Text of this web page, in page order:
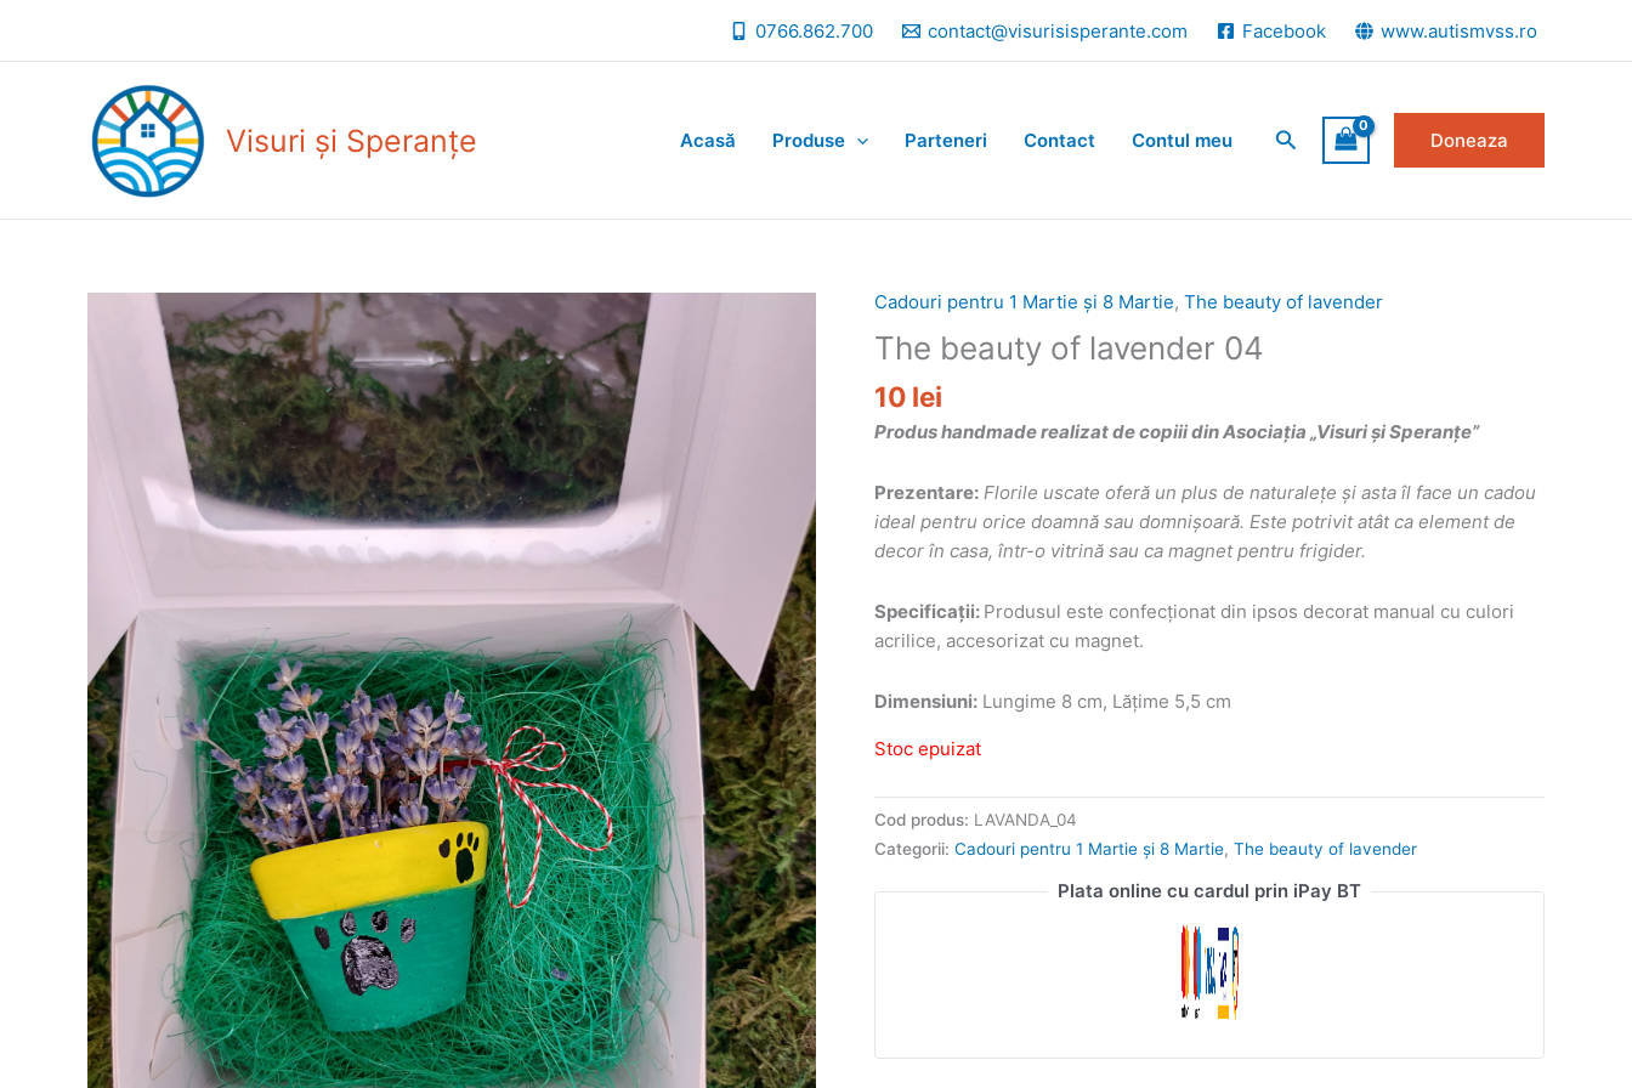
0766.862.700 contact@visurisisperante.com Facebook www.autismvss.ro
Visuri și Speranțe Acasă Produse Parteneri Contact Contul meu Search Doneaza
Cadouri pentru 1 Martie și 8 Martie, The beauty of lavender
The beauty of lavender 04
10 lei
Produs handmade realizat de copiii din Asociația „Visuri și Speranțe”
Prezentare: Florile uscate oferă un plus de naturalețe și asta îl face un cadou
ideal pentru orice doamnă sau domnișoară. Este potrivit atât ca element de
decor în casa, într-o vitrină sau ca magnet pentru frigider.
Specificații: Produsul este confecționat din ipsos decorat manual cu culori
acrilice, accesorizat cu magnet.
Dimensiuni: Lungime 8 cm, Lățime 5,5 cm
Stoc epuizat
Cod produs: LAVANDA_04
Categorii: Cadouri pentru 1 Martie și 8 Martie, The beauty of lavender
Plata online cu cardul prin iPay BT